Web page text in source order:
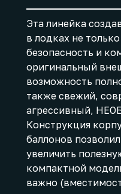
Эта линейка
в лодках не
безопасность и
оригинальный
возможность
также свежий,
агрессивный,
Конструкция
баллонов
увеличить
компактной
важно